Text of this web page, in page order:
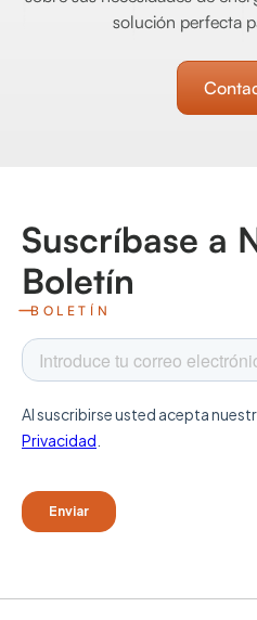
solución perfecta
Suscríbase a
Boletín
BOLETÍN